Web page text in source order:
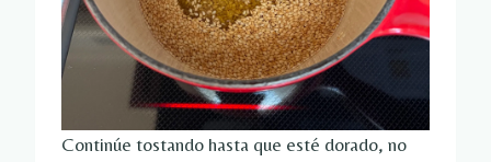
Continúe tostando hasta que esté dorado, no